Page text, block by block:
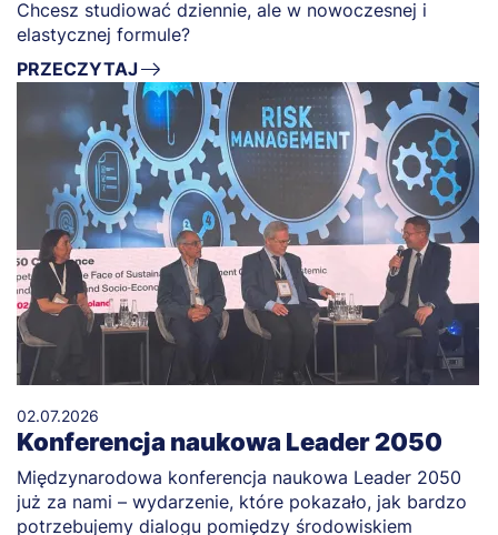
Chcesz studiować dziennie, ale w nowoczesnej i
elastycznej formule?
PRZECZYTAJ
02.07.2026
Konferencja naukowa Leader 2050
Międzynarodowa konferencja naukowa Leader 2050
już za nami – wydarzenie, które pokazało, jak bardzo
potrzebujemy dialogu pomiędzy środowiskiem